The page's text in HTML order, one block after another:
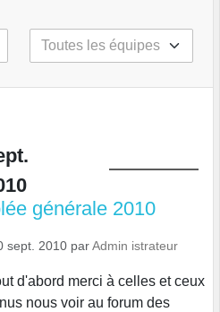
générale 2010
sept. 2010 parAdmin istrateur
d'abord merci à celles et ceux
nous voir au forum des